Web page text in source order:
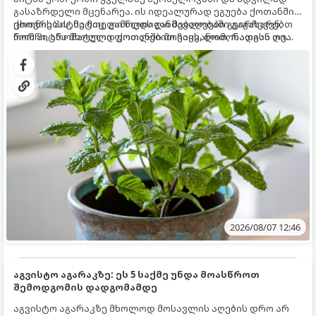
გასაზრდელი მცენარეა. ის იდეალურად ეგუება ქოთანში
ცხოვრებას, მეტიც, გამოცდილი მებაღეები გვირჩევენ,
რომ პიტნა მხოლოდ ქოთანში მოვიყვანოთ, რადგან ღია
გრუნტში (ბაღში) დარგვისას ის ფესვებით ძალიან
სწრაფად ვრცელდება და სხვა მცენარეებს ავიწროებს.
ქოთნის პიტნა მთელი წლის განმავლობაში გაგახარებთ
ნორჩი, არომატული ფოთლებით ჩაის, ლიმონათისა თუ
კერძებისთვის.
2026/08/07 12:46
აგვისტო აგარაკზე: ეს 5 საქმე უნდა მოასწროთ
შემოდგომის დადგომამდე
აგვისტო აგარაკზე მხოლოდ მოსავლის აღების დრო არ